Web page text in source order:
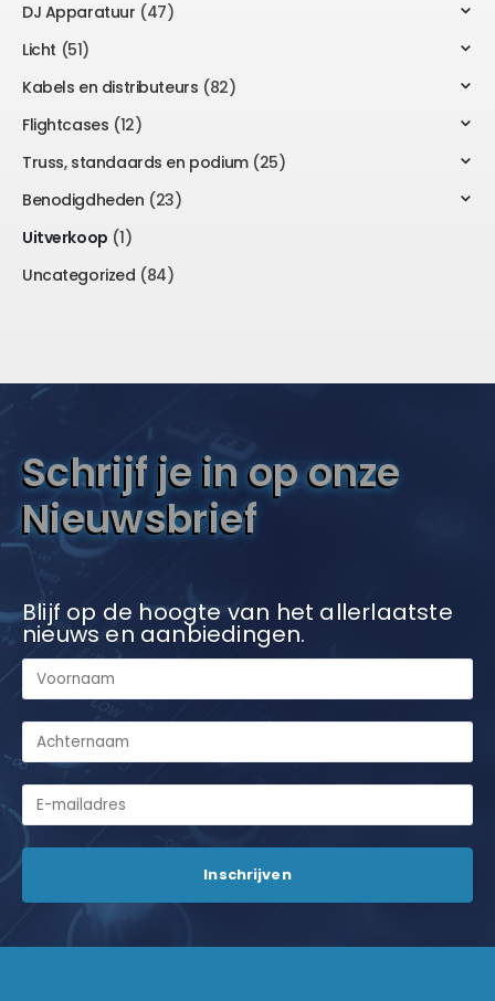
DJ Apparatuur (47)
Licht (51)
Kabels en distributeurs (82)
Flightcases (12)
Truss, standaards en podium (25)
Benodigdheden (23)
Uitverkoop (1)
Uncategorized (84)
Schrijf je in op onze
Nieuwsbrief
Blijf op de hoogte van het allerlaatste
nieuws en aanbiedingen.